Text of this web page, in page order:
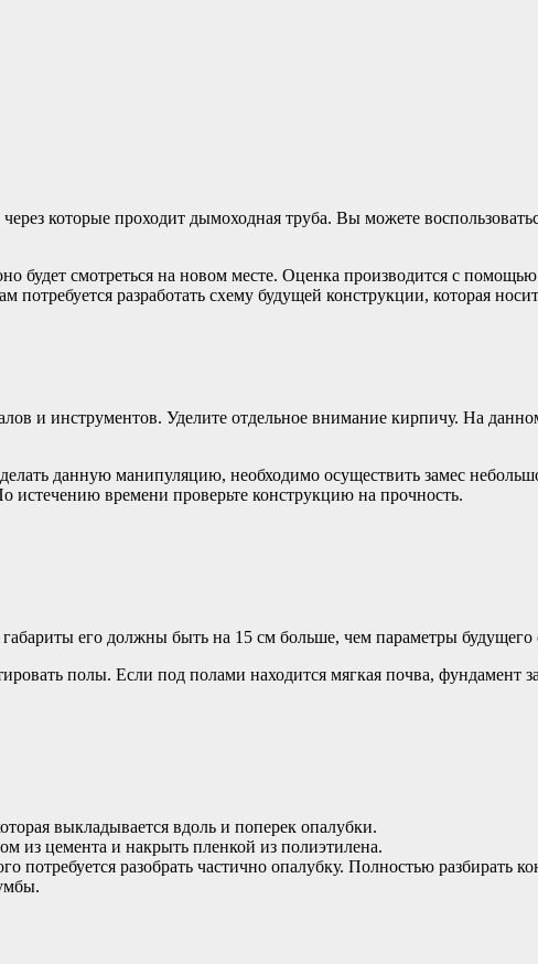
которые проходит дымоходная труба. Вы можете
будет смотреться на новом месте. Оценка производится с
разработать схему будущей конструкции, которая
и инструментов. Уделите отдельное внимание кирпичу. На
данную манипуляцию, необходимо осуществить замес
истечению времени проверьте конструкцию на прочность.
его должны быть на 15 см больше, чем параметры будущего
полы. Если под полами находится мягкая почва, фундамент
выкладывается вдоль и поперек опалубки.
из цемента и накрыть пленкой из полиэтилена.
разобрать частично опалубку. Полностью разбирать